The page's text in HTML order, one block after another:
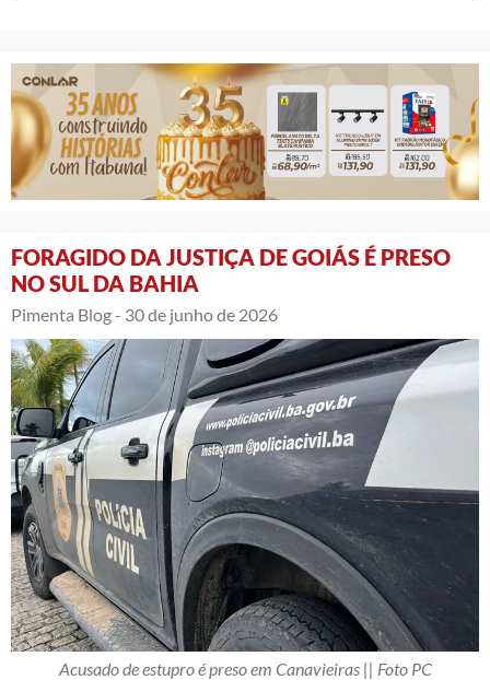
FORAGIDO DA JUSTIÇA DE GOIÁS É PRESO
NO SUL DA BAHIA
Pimenta Blog - 30 de junho de 2026
Acusado de estupro é preso em Canavieiras || Foto PC